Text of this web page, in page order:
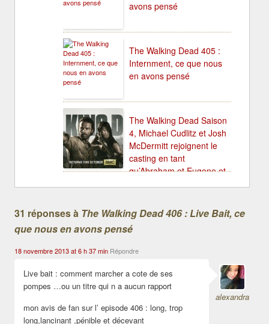
avons pensé
The Walking Dead 405 :
Internment, ce que nous
en avons pensé
The Walking Dead Saison
4, Michael Cudlitz et Josh
McDermitt rejoignent le
casting en tant
qu’Abraham et Eugene et
31 réponses à The Walking Dead 406 : Live Bait, ce
que nous en avons pensé
alexandra
18 novembre 2013 at 6 h 37 min Répondre
Live bait : comment marcher a cote de ses
pompes …ou un titre qui n a aucun rapport
mon avis de fan sur l’ episode 406 : long, trop
long,lancinant ,pénible et décevant